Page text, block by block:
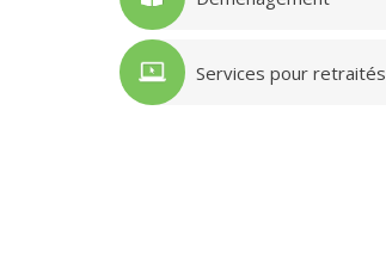
Services pour retraités